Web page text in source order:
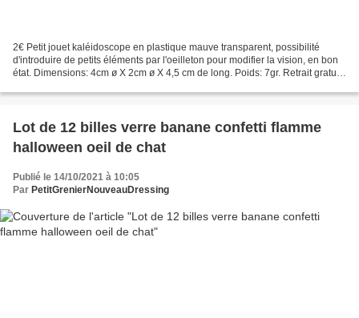
2€ Petit jouet kaléidoscope en plastique mauve transparent, possibilité
d'introduire de petits éléments par l'oeilleton pour modifier la vision, en bon
état. Dimensions: 4cm ø X 2cm ø X 4,5 cm de long. Poids: 7gr. Retrait gratuit
Lot de 12 billes verre banane confetti flamme
halloween oeil de chat
Publié le 14/10/2021 à 10:05
Par PetitGrenierNouveauDressing